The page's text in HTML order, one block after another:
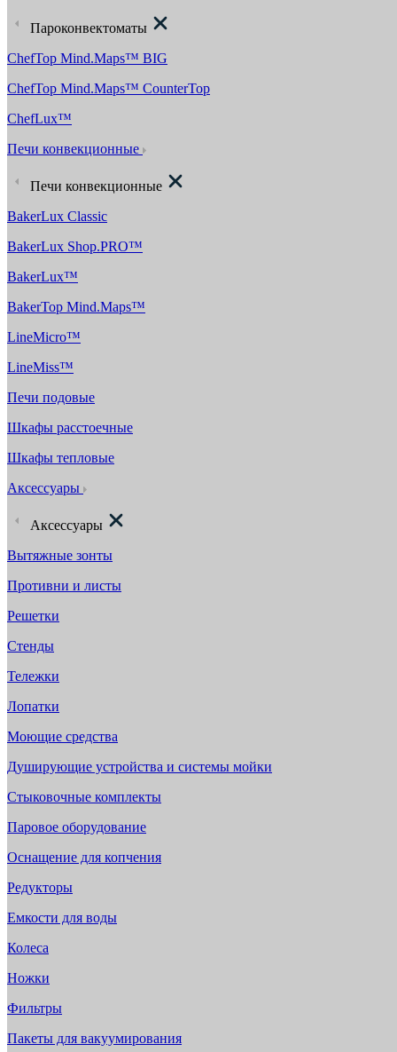
Пароконвектоматы
ChefTop Mind.Maps™ BIG
ChefTop Mind.Maps™ CounterTop
ChefLux™
Печи конвекционные
Печи конвекционные
BakerLux Classic
BakerLux Shop.PRO™
BakerLux™
BakerTop Mind.Maps™
LineMicro™
LineMiss™
Печи подовые
Шкафы расстоечные
Шкафы тепловые
Аксессуары
Аксессуары
Вытяжные зонты
Противни и листы
Решетки
Стенды
Тележки
Лопатки
Моющие средства
Душирующие устройства и системы мойки
Стыковочные комплекты
Паровое оборудование
Оснащение для копчения
Редукторы
Емкости для воды
Колеса
Ножки
Фильтры
Пакеты для вакуумирования